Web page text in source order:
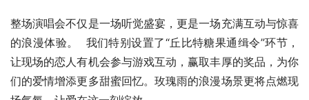
整场演唱会不仅是一场听觉盛宴，更是一场充满互动与惊喜
的浪漫体验。  我们特别设置了“丘比特糖果通缉令”环节，
让现场的恋人有机会参与游戏互动，赢取丰厚的奖品，为你
们的爱情增添更多甜蜜回忆。玫瑰雨的浪漫场景更将点燃现